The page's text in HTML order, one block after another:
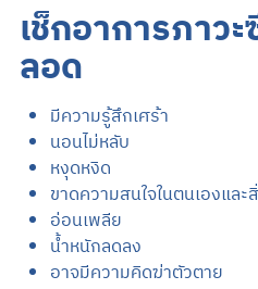
เช็กอาการภาว
ลอด
มีความรู้สึกเศร้า
นอนไม่หลับ
หงุดหงิด
ขาดความสนใจในตนเองแล
อ่อนเพลีย
น้ำหนักลดลง
อาจมีความคิดฆ่าตัวตาย